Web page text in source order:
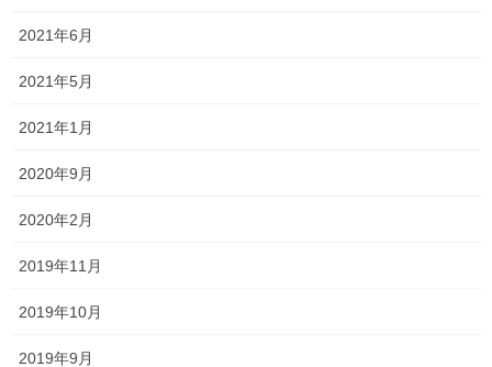
日光線に乗って南栗橋で一旦降り、上下線を通過するリバティを
10:03に発車する列車に乗って下今市まで行き、浅草駅行きのけご
11:42の間）
撮り終わったら東武日光からやってきた
て、すれ違う野岩鉄道線の車輌を狙っていくぞ！
……
………
2021年6月
2021年5月
2021年1月
2020年9月
2020年2月
2019年11月
2019年10月
2019年9月